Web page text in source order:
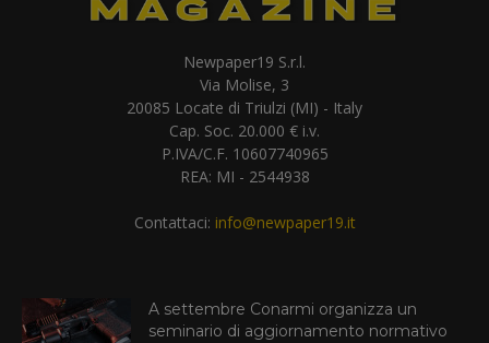
Newpaper19 S.r.l.
Via Molise, 3
20085 Locate di Triulzi (MI) - Italy
Cap. Soc. 20.000 € i.v.
P.IVA/C.F. 10607740965
REA: MI - 2544938
Contattaci: info@newpaper19.it
A settembre Conarmi organizza un
seminario di aggiornamento normativo